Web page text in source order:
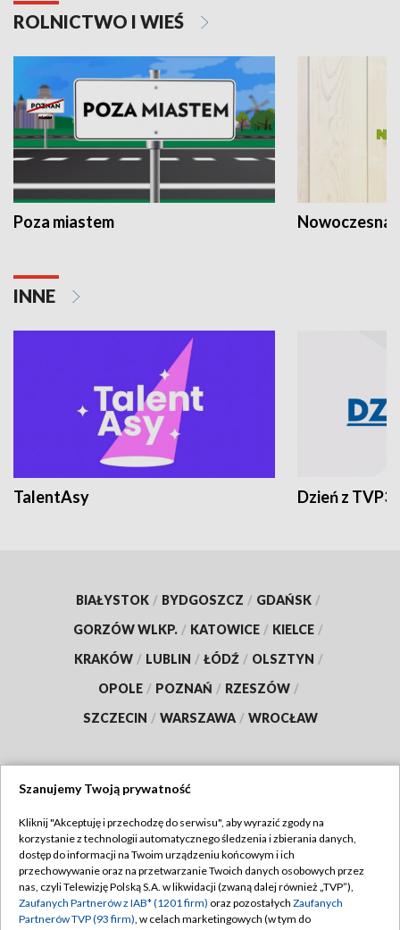
ROLNICTWO I WIEŚ
Poza miastem Nowoczesna
INNE
TalentAsy Dzień z TVP3
BIAŁYSTOK / BYDGOSZCZ / GDAŃSK /
GORZÓW WLKP. / KATOWICE / KIELCE /
KRAKÓW / LUBLIN / ŁÓDŹ / OLSZTYN /
OPOLE / POZNAŃ / RZESZÓW /
SZCZECIN / WARSZAWA / WROCŁAW
TVP
Abonament TVP
Emisja w TVP
Regulamin TVP
Polityka prywatności
Szanujemy Twoją prywatność
Kliknij "Akceptuję i przechodzę do serwisu", aby wyrazić zgody na
korzystanie z technologii automatycznego śledzenia i zbierania danych,
dostęp do informacji na Twoim urządzeniu końcowym i ich
przechowywanie oraz na przetwarzanie Twoich danych osobowych przez
nas, czyli Telewizję Polską S.A. w likwidacji (zwaną dalej również „TVP”),
Zaufanych Partnerów z IAB* (1201 firm) oraz pozostałych Zaufanych
Partnerów TVP (93 firm), w celach marketingowych (w tym do